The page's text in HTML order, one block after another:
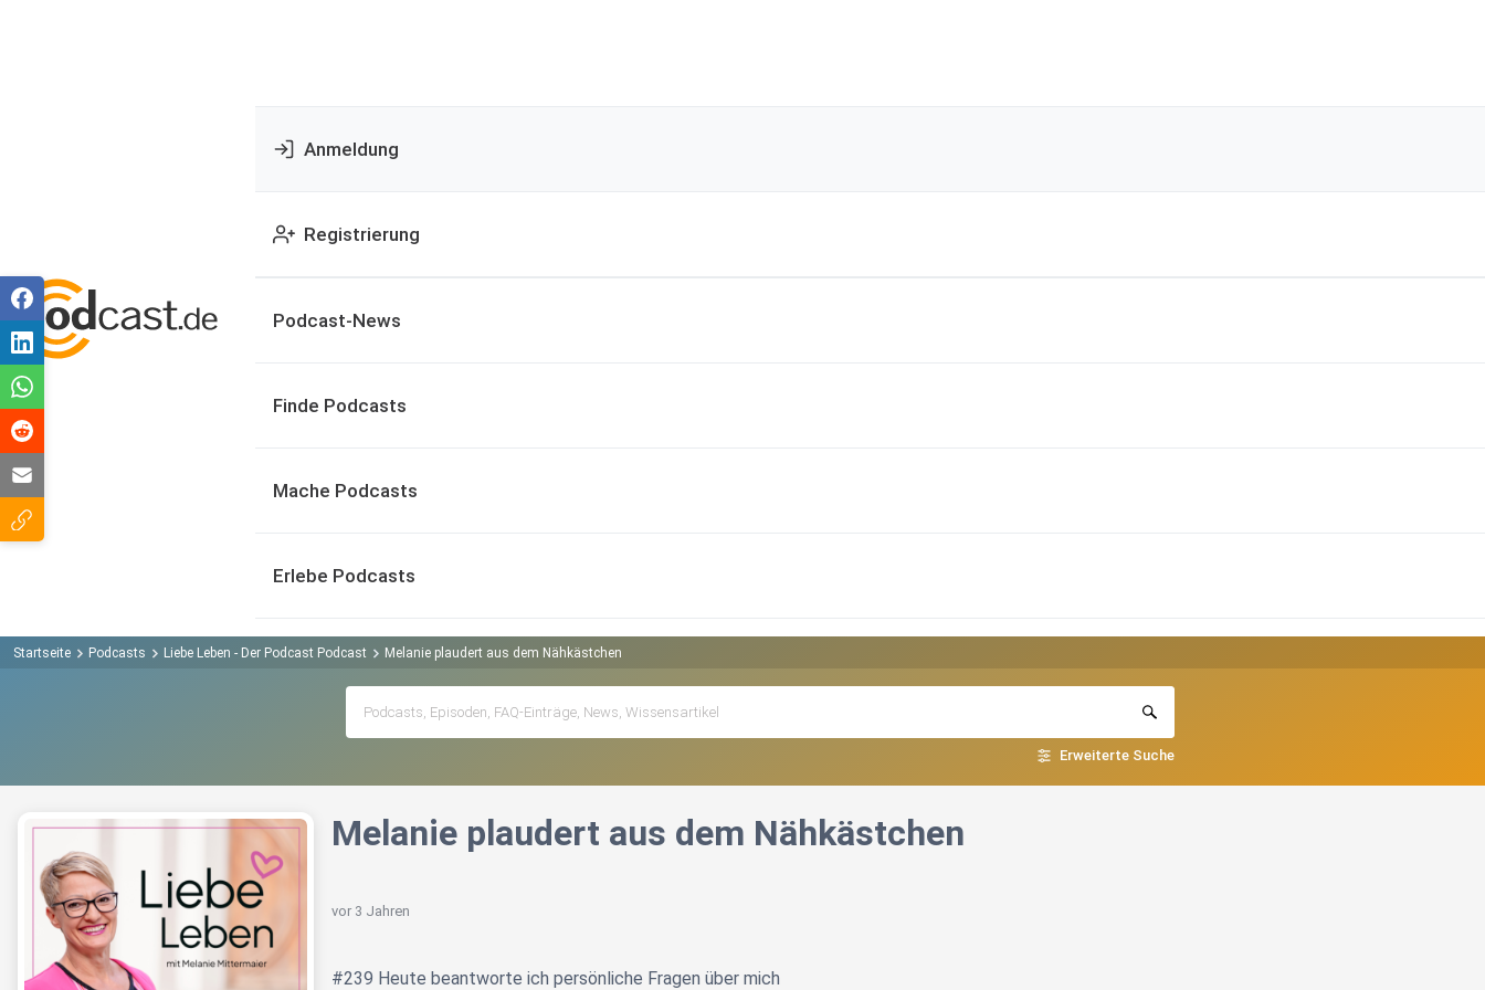
Anmeldung
Registrierung
Podcast-News
Finde Podcasts
Mache Podcasts
Erlebe Podcasts
Startseite Podcasts Liebe Leben - Der Podcast Podcast Melanie plaudert aus dem Nähkästchen
Erweiterte Suche
Melanie plaudert aus dem Nähkästchen
vor 3 Jahren
#239 Heute beantworte ich persönliche Fragen über mich